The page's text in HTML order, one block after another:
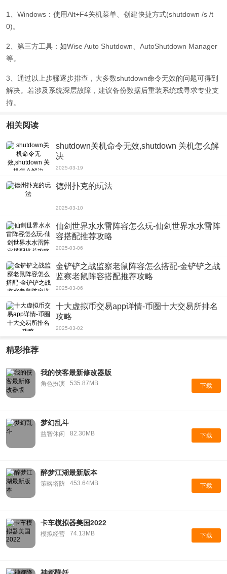
1、Windows：使用Alt+F4关机菜单、创建快捷方式(shutdown /s /t
0)。
2、第三方工具：如Wise Auto Shutdown、AutoShutdown Manager
等。
3、通过以上步骤逐步排查，大多数shutdown命令无效的问题可得到
解决。若涉及系统深层故障，建议备份数据后重装系统或寻求专业支
持。
相关阅读
shutdown关机命令无效,shutdown 关机怎么解
决
2025-03-19
德州扑克的玩法
2025-03-10
仙剑世界水水雷阵容怎么玩-仙剑世界水水雷阵
容搭配推荐攻略
2025-03-06
金铲铲之战监察老鼠阵容怎么搭配-金铲铲之战
监察老鼠阵容搭配推荐攻略
2025-03-06
十大虚拟币交易app详情-币圈十大交易所排名
攻略
2025-03-02
精彩推荐
我的侠客最新修改器版
角色扮演 535.87MB 下载
梦幻乱斗
益智休闲 82.30MB 下载
醉梦江湖最新版本
策略塔防 453.64MB 下载
卡车模拟器美国2022
模拟经营 74.13MB 下载